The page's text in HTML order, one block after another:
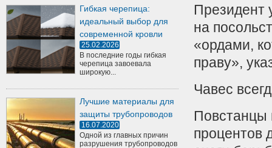
Гибкая черепица:
идеальный выбор для
современной кровли
25.02.2026
В последние годы гибкая
черепица завоевала
широкую...
Лучшие материалы для
защиты трубопроводов
16.07.2020
Одной из главных причин
разрушения трубопроводов
Президент
на
«ордами,
праву»,
Чавес
Повстанцы
процентов